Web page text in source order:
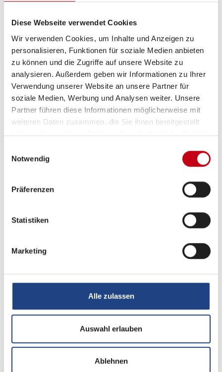
Diese Webseite verwendet Cookies
Wir verwenden Cookies, um Inhalte und Anzeigen zu
personalisieren, Funktionen für soziale Medien anbieten
zu können und die Zugriffe auf unsere Website zu
analysieren. Außerdem geben wir Informationen zu Ihrer
Verwendung unserer Website an unsere Partner für
soziale Medien, Werbung und Analysen weiter. Unsere
Partner führen diese Informationen möglicherweise mit
weiteren Daten zusammen, die Sie ihnen bereitgestellt
haben oder die sie im Rahmen Ihrer Nutzung der Dienste
Notwendig
Präferenzen
Statistiken
Marketing
Alle zulassen
Auswahl erlauben
Ablehnen
Lederlenkrad
Multifunktionslenkrad
Aufbau
Markise
Klimaanlage
Sanitär